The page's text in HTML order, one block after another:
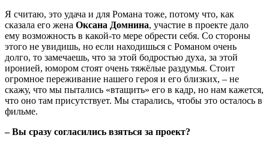
Я считаю, это удача и для Романа тоже, потому что, как
сказала его жена Оксана Домнина, участие в проекте дало
ему возможность в какой-то мере обрести себя. Со стороны
этого не увидишь, но если находишься с Романом очень
долго, то замечаешь, что за этой бодростью духа, за этой
иронией, юмором стоят очень тяжёлые раздумья. Стоит
огромное переживание нашего героя и его близких, – не
скажу, что мы пытались «втащить» его в кадр, но нам кажется,
что оно там присутствует. Мы старались, чтобы это осталось в
фильме.
– Вы сразу согласились взяться за проект?